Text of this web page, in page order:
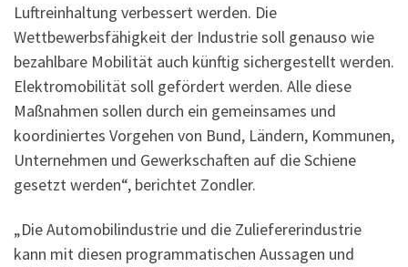
Luftreinhaltung verbessert werden. Die
Wettbewerbsfähigkeit der Industrie soll genauso wie
bezahlbare Mobilität auch künftig sichergestellt werden.
Elektromobilität soll gefördert werden. Alle diese
Maßnahmen sollen durch ein gemeinsames und
koordiniertes Vorgehen von Bund, Ländern, Kommunen,
Unternehmen und Gewerkschaften auf die Schiene
gesetzt werden“, berichtet Zondler.
„Die Automobilindustrie und die Zuliefererindustrie
kann mit diesen programmatischen Aussagen und